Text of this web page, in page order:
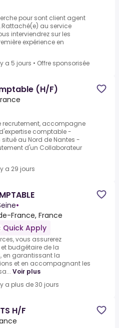
pour sont client agent
au service
interviendrez sur les
expérience en
a 5 jours • Offre sponsorisée
(H/F)
recrutement, accompagne
comptable -
situé au Nord de Nantes -
d'un Collaborateur
a 29 jours
•
France, France
Quick Apply
vous assurerez
budgétaire de la
en garantissant la
et en accompagnant les
Voir plus
a plus de 30 jours
H/F